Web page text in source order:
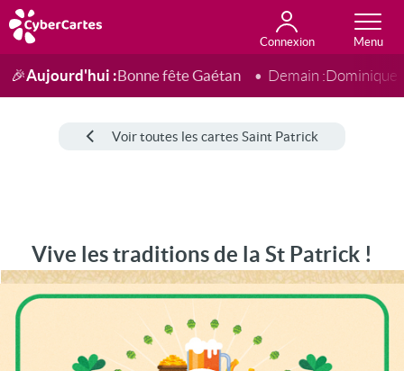
Connexion
Anniversaire
Fête du jour
Amour
Amitié
Merci
Toutes les cartes
🎉Aujourd'hui :Bonne fête Gaétan Demain :Dominique
Voir toutes les cartes Saint Patrick
Vive les traditions de la St Patrick !